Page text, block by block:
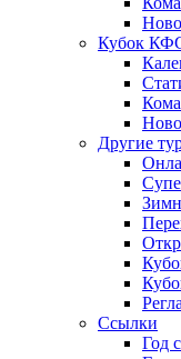
Кубок
Другие
Ссылки
Год